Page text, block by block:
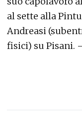
al sette alla
Andreasi
fisici) su Pisani.